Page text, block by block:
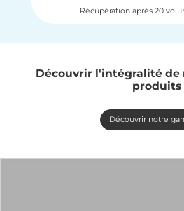
Récupération après 20
Découvrir l'intégralité de
produits
Découvrir notre